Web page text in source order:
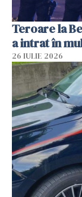
Teroare la
a intrat în
26 IULIE 2026